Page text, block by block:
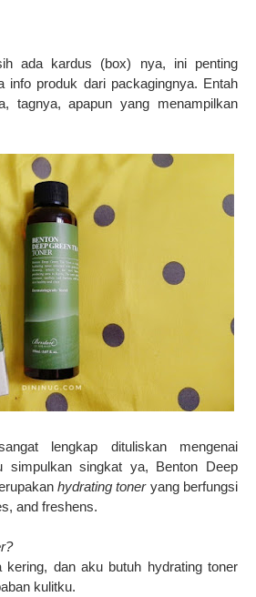
ada kardus (box) nya, ini penting
info produk dari packagingnya. Entah
tagnya, apapun yang menampilkan
lengkap dituliskan mengenai
simpulkan singkat ya, Benton Deep
hydrating toneryang berfungsi
and freshens.
kering, dan aku butuh hydrating toner
kulitku.